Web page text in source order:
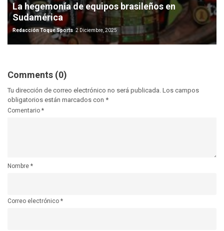
La hegemonía de equipos brasileños en
Sudamérica
Redacción Toque Sports 2 Diciembre, 2025
Comments (0)
Tu dirección de correo electrónico no será publicada. Los campos
obligatorios están marcados con *
Comentario *
Nombre *
Correo electrónico *